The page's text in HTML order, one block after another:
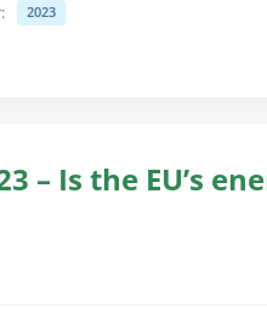
2023
(teksten er allerede
– Is the EU’s